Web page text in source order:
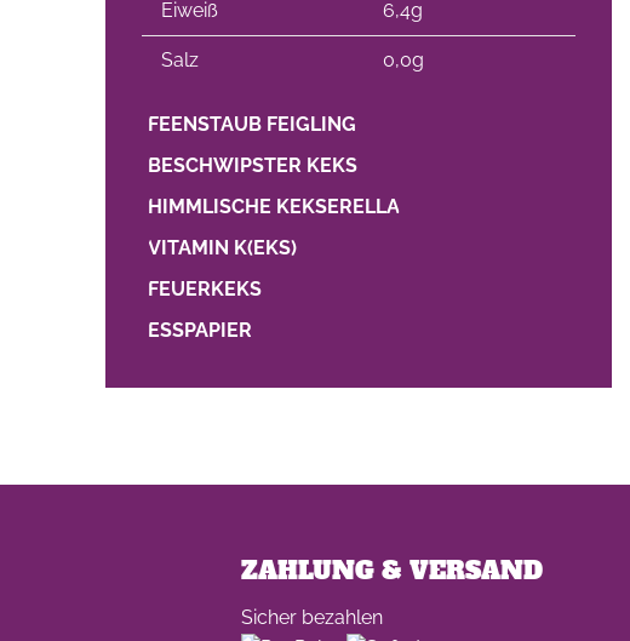
Eiweiß 6,4g
Salz 0,0g
FEENSTAUB FEIGLING
BESCHWIPSTER KEKS
HIMMLISCHE KEKSERELLA
VITAMIN K(EKS)
FEUERKEKS
ESSPAPIER
ZAHLUNG & VERSAND
Sicher bezahlen